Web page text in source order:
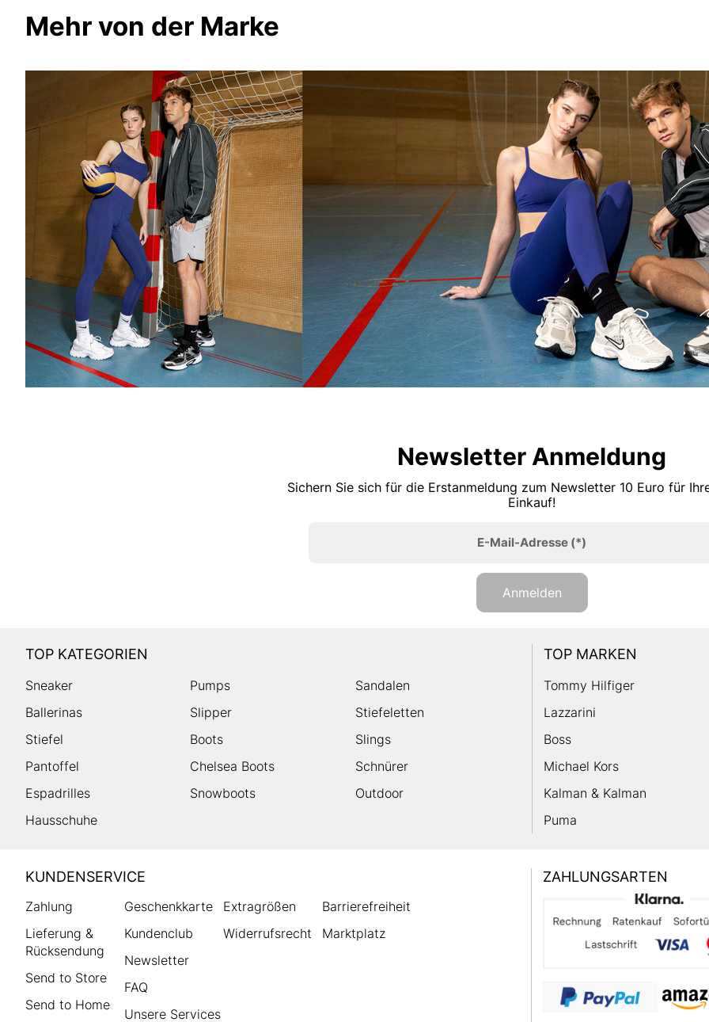
Mehr von der Marke
Newsletter Anmeldung
Sichern Sie sich für die Erstanmeldung zum Newsletter 10 Euro für
Einkauf!
E-Mail-Adresse(*)
Anmelden
TOP KATEGORIEN
Sneaker Pumps
Sandalen
Ballerinas
Slipper
Stiefeletten
Stiefel
Boots
Slings
Pantoffel
Chelsea Boots
Schnürer
Espadrilles
Snowboots
Outdoor
Hausschuhe
TOP MARKEN
Tommy Hilfiger
Lazzarini
Boss
Michael Kors
Kalman & Kalman
Puma
HUMANIC
Footer
KUNDENSERVICE
Zahlung
Lieferung &
Rücksendung
Send to Store
Send to Home
Geschenkkarte
Kundenclub
Newsletter
FAQ
Unsere Services
Extragrößen
Widerrufsrecht
Barrierefreiheit
Marktplatz
ZAHLUNGSARTEN